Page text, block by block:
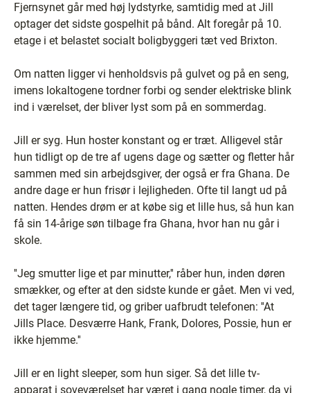
Fjernsynet går med høj lydstyrke, samtidig med at Jill
optager det sidste gospelhit på bånd. Alt foregår på 10.
etage i et belastet socialt boligbyggeri tæt ved Brixton.
Om natten ligger vi henholdsvis på gulvet og på en seng,
imens lokaltogene tordner forbi og sender elektriske blink
ind i værelset, der bliver lyst som på en sommerdag.
Jill er syg. Hun hoster konstant og er træt. Alligevel står
hun tidligt op de tre af ugens dage og sætter og fletter hår
sammen med sin arbejdsgiver, der også er fra Ghana. De
andre dage er hun frisør i lejligheden. Ofte til langt ud på
natten. Hendes drøm er at købe sig et lille hus, så hun kan
få sin 14-årige søn tilbage fra Ghana, hvor han nu går i
skole.
''Jeg smutter lige et par minutter,'' råber hun, inden døren
smækker, og efter at den sidste kunde er gået. Men vi ved,
det tager længere tid, og griber uafbrudt telefonen: ''At
Jills Place. Desværre Hank, Frank, Dolores, Possie, hun er
ikke hjemme.''
Jill er en light sleeper, som hun siger. Så det lille tv-
apparat i soveværelset har været i gang nogle timer, da vi